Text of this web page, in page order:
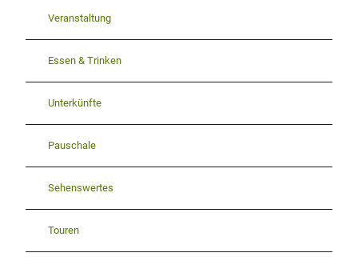
Veranstaltung
Essen & Trinken
Unterkünfte
Pauschale
Sehenswertes
Touren